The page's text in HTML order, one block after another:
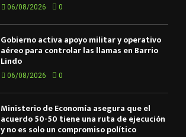
06/08/2026 0
Gobierno activa apoyo militar y operativo
aéreo para controlar las llamas en Barrio
Lindo
06/08/2026 0
Ministerio de Economía asegura que el
acuerdo 50-50 tiene una ruta de ejecución
y no es solo un compromiso político